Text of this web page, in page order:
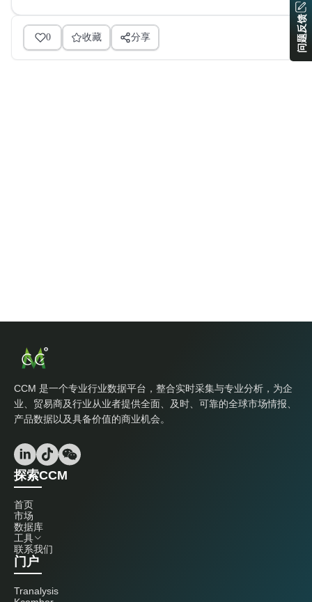
0 收藏 分享
CCM 是一个专业行业数据平台，整合实时采集与专业分析，为企
业、贸易商及行业从业者提供全面、及时、可靠的全球市场情报、
产品数据以及具备价值的商业机会。
探索CCM
首页
市场
数据库
工具
联系我们
门户
Tranalysis
问题反馈